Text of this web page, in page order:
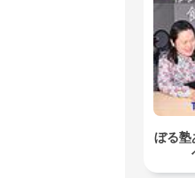
ぼる塾